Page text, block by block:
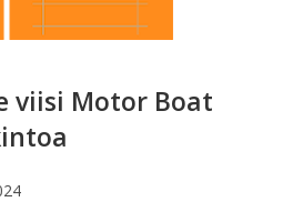
viisi Motor Boat